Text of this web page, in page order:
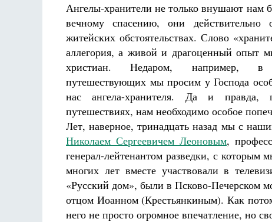
Ангелы-хранители не только внушают нам
вечному спасению, они действительно
житейских обстоятельствах. Слово
аллегория, а живой и драгоценный опыт
христиан. Недаром, например,
путешествующих мы просим у Господа
нас ангела-хранителя. Да и
путешествиях, нам необходимо особое
Лет, наверное, тринадцать назад мы с
Николаем Сергеевичем Леоновым,
генерал-лейтенантом разведки, с которым
многих лет вместе участвовали в
«Русский дом», были в Псково-Печерском
отцом Иоанном (Крестьянкиным). Как
него не просто огромное впечатление, но
Как найти своё место в жизни
Кирилл Мурышев